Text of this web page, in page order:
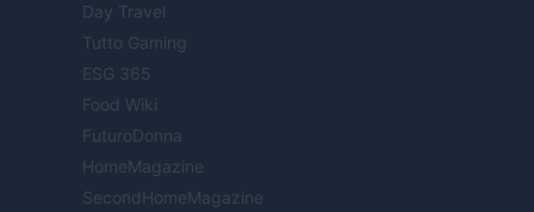
Day Travel
Tutto Gaming
ESG 365
Food Wiki
FuturoDonna
HomeMagazine
SecondHomeMagazine